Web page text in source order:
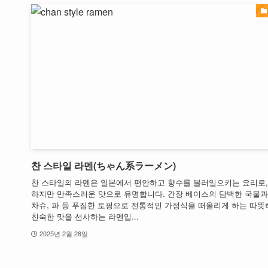
찬 스타일 라멘(ちゃん系ラーメン)
찬 스타일의 라멘은 일본에서 편안하고 향수를 불러일으키는 요리
하지만 만족스러운 맛으로 유명합니다. 간장 베이스의 담백한 국물
차슈, 파 등 푸짐한 토핑으로 전통적인 가정식을 떠올리게 하는 따뜻
친숙한 맛을 선사하는 라멘입...
2025년 2월 28일